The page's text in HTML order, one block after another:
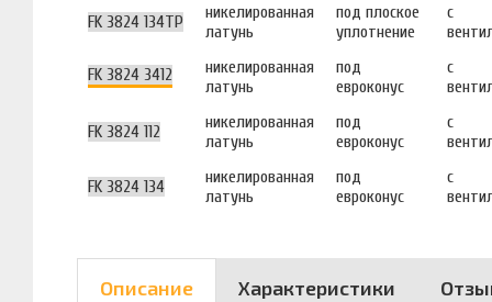
FK 3824 134TP
никелированная
латунь
под плоское
уплотнение
с
FK 3824 3412
никелированная
латунь
под
евроконус
с
FK 3824 112
никелированная
латунь
под
евроконус
с
FK 3824 134
никелированная
латунь
под
евроконус
с
Описание Характеристики